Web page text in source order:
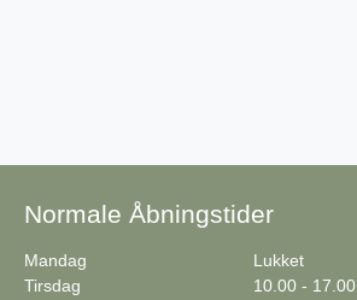
Normale Åbningstider
Mandag
Lukket
Tirsdag
10.00 - 17.00